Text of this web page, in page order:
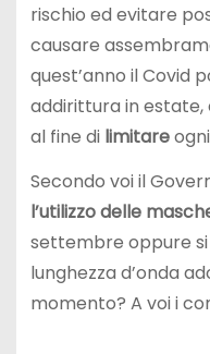
rischio ed evitare
causare
quest’anno il Covid
addirittura in estate,
al fine di limitare
Secondo voi il
l’utilizzodelle
settembre oppure
lunghezza d’onda
momento? A voi i